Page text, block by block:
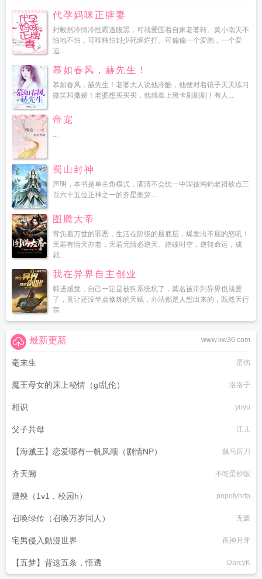
代孕妈咪正牌妻
封毅然冷情冷性霸道腹黑，可就爱围着自家老婆转。莫小南天不
怕地不怕，可唯独怕封少死缠烂打。可偏偏一个爱跑，一个爱
追...
慕如春风，赫先生！
慕如春风，赫先生！老婆大人说他冷酷，他便对着镜子天天练习
微笑和撒娇！老婆想买买买，他就奉上黑卡刷刷刷！有人...
帝宠
...
蜀山封神
声明，本书是单主角模式，满清不会统一中国被鸿钧老祖钦点三
百六十五位正神之一的齐星衡穿...
图腾大帝
背负着万世的罪恶，生活在阶级的最底层，爆发出不屈的怒吼！
天若有情天亦老，天若无情必逆天。踏破时空，逆转命运，成
就...
我在异界自主创业
韩进感觉，自己一定是被狗系统坑了，莫名被带到异界也就罢
了，竟让还没半点修炼的天赋，办法都是人想出来的，既然天行
宗...
www.kw36.com
最新更新
毫末生 蛋伤
魔王母女的床上秘情（gl乱伦） 洛洛子
相识 yuyu
父子共母 江儿
【海贼王】恋爱哪有一帆风顺（剧情NP） 飙马厉刀
齐天阙 不吃蛋炒饭
遭殃（1v1，校园h） popofyhrfp
召唤绿传（召唤万岁同人） 无媛
宅男侵入動漫世界 夜神月牙
【五梦】背这五条，悟透 DarcyK